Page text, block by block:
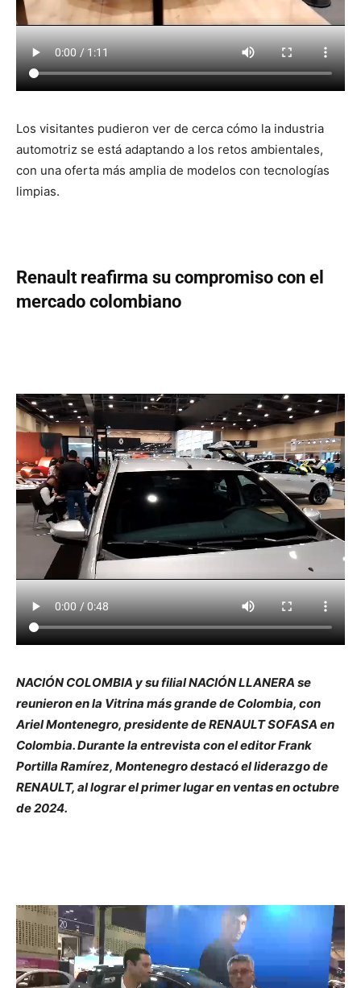
Los visitantes pudieron ver de cerca cómo la industria
automotriz se está adaptando a los retos ambientales,
con una oferta más amplia de modelos con tecnologías
limpias.
Renault reafirma su compromiso con el
mercado colombiano
NACIÓN COLOMBIA y su filial NACIÓN LLANERA se
reunieron en la Vitrina más grande de Colombia, con
Ariel Montenegro, presidente de RENAULT SOFASA en
Colombia. Durante la entrevista con el editor Frank
Portilla Ramírez, Montenegro destacó el liderazgo de
RENAULT, al lograr el primer lugar en ventas en octubre
de 2024.